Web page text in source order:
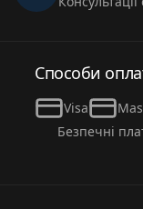
Способи
Visa
Безпечні